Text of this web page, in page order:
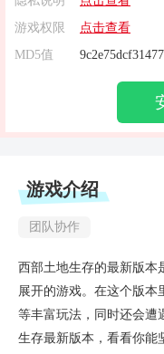
游戏权限
点击查看
MD5值
游戏介绍
团队协作
西部土地生存的最新版本
展开的游戏。在这个版本
等丰富玩法，同时还会遭
生存最新版本，看看你能